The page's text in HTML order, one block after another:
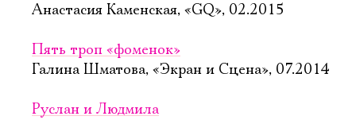
Анастасия Каменская, «GQ», 02.2015
Пять троп «фоменок»
Галина Шматова, «Экран и Сцена», 07.2014
Руслан и Людмила